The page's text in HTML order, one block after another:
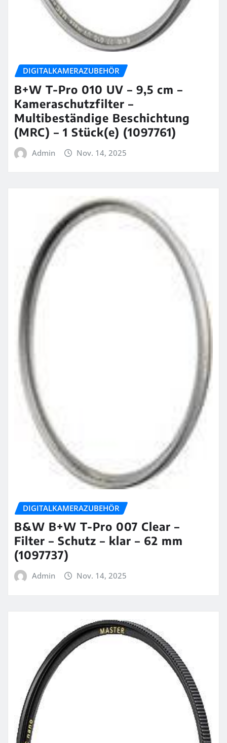
DIGITALKAMERAZUBEHÖR
B+W T-Pro 010 UV – 9,5 cm –
Kameraschutzfilter –
Multibeständige Beschichtung
(MRC) – 1 Stück(e) (1097761)
Admin Nov. 14, 2025
DIGITALKAMERAZUBEHÖR
B&W B+W T-Pro 007 Clear –
Filter – Schutz – klar – 62 mm
(1097737)
Admin Nov. 14, 2025